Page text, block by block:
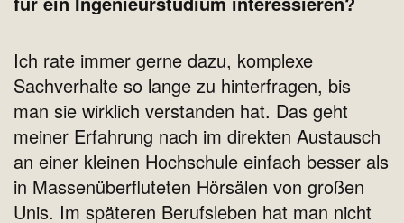
Ich rate immer gerne dazu, komplexe
Sachverhalte so lange zu hinterfragen, bis
man sie wirklich verstanden hat. Das geht
meiner Erfahrung nach im direkten Austausch
an einer kleinen Hochschule einfach besser als
in Massenüberfluteten Hörsälen von großen
Unis. Im späteren Berufsleben hat man nicht